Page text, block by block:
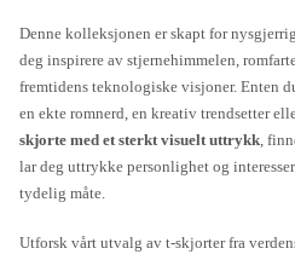
Denne kolleksjonen er skapt for
deg inspirere av stjernehimmelen,
fremtidens teknologiske visjoner. Enten
en ekte romnerd, en kreativ trendsetter
skjorte med et sterkt visuelt uttrykk ,
lar deg uttrykke personlighet og
tydelig måte.
Utforsk vårt utvalg av t-skjorter fra